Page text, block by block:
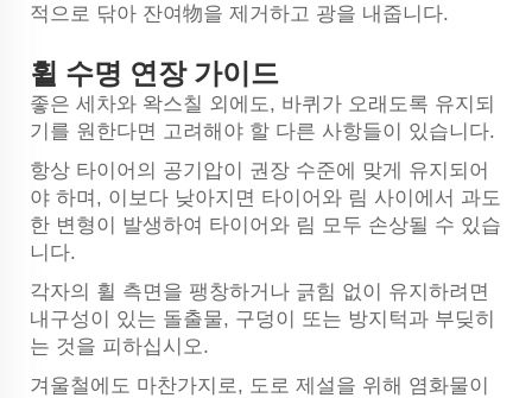
적으로 닦아 잔여物을 제거하고 광을 내줍니다.
휠 수명 연장 가이드
좋은 세차와 왁스칠 외에도, 바퀴가 오래도록 유지되
기를 원한다면 고려해야 할 다른 사항들이 있습니다.
항상 타이어의 공기압이 권장 수준에 맞게 유지되어
야 하며, 이보다 낮아지면 타이어와 림 사이에서 과도
한 변형이 발생하여 타이어와 림 모두 손상될 수 있습
니다.
각자의 휠 측면을 팽창하거나 긁힘 없이 유지하려면
내구성이 있는 돌출물, 구덩이 또는 방지턱과 부딪히
는 것을 피하십시오.
겨울철에도 마찬가지로, 도로 제설을 위해 염화물이